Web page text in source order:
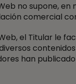
no supone, en
comercial
el Titular le
han